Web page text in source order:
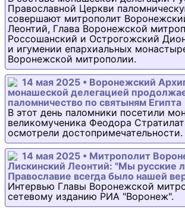
Православной Церкви
совершают митрополит
Леонтий, Глава Воронежской
Россошанский и Острогожский
и игумении епархиальных
Воронежской митрополии.
14 мая 2025 • Воронежский
монашеской делегацией
паломничество по святыням Египта
В этот день паломники посетили
великомученика Феодора
осмотрели достопримечательности.
14 мая 2025 • Митрополит
Лискинский Леонтий: "Мы русские
Православие всегда было нашей
Интервью Главы Воронежской
сетевому изданию РИА "Воронеж".